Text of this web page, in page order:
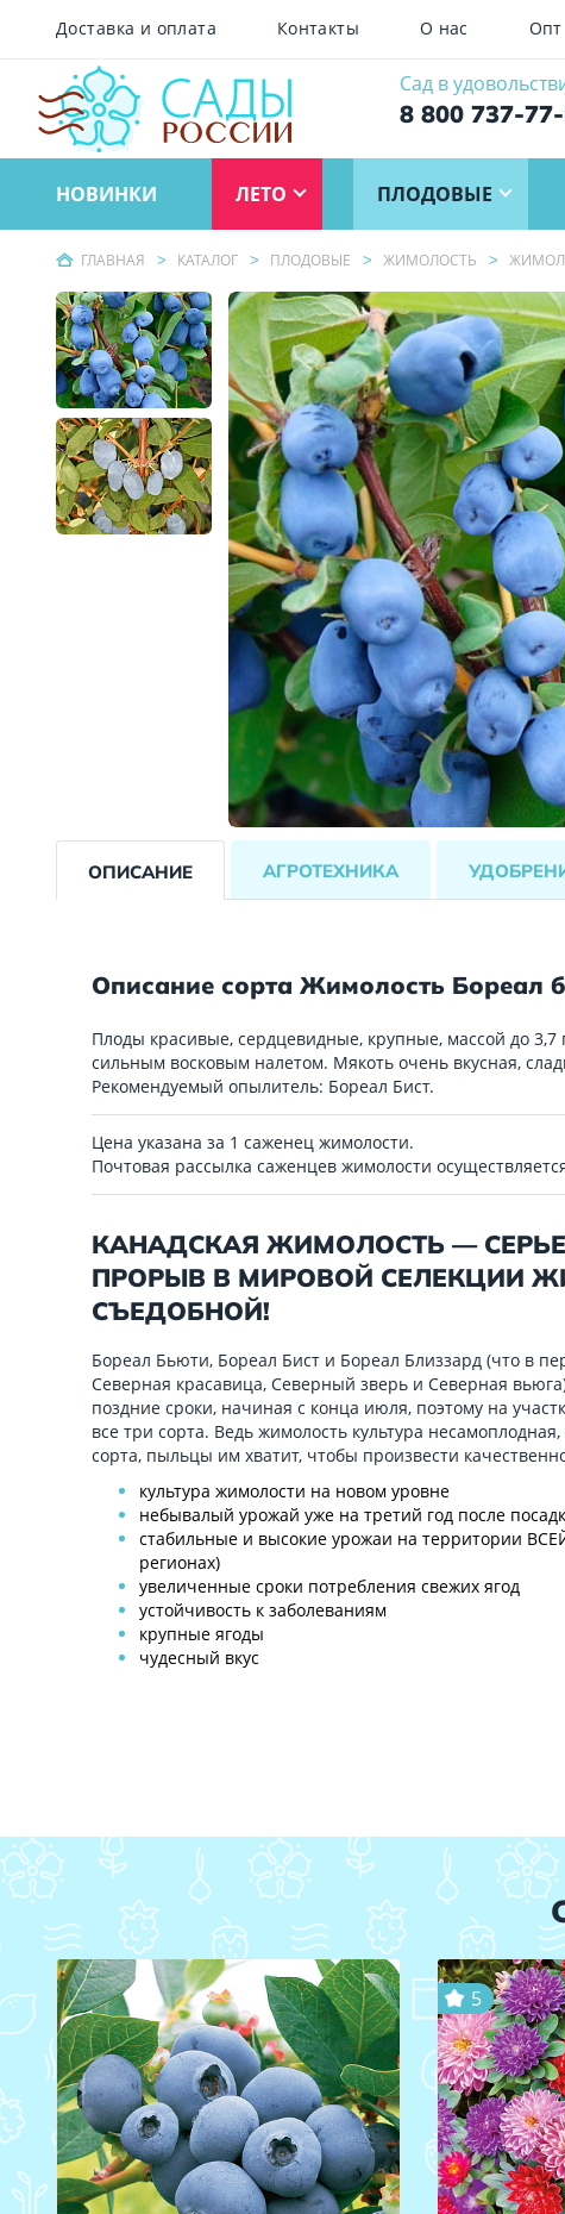
Доставка и оплата Контакты О нас Опт
Сад в
8 800 737-
НОВИНКИ ЛЕТО ПЛОДОВЫЕ
ГЛАВНАЯ КАТАЛОГ ПЛОДОВЫЕ ЖИМОЛОСТЬ
ОПИСАНИЕ АГРОТЕХНИКА
Описание сорта Жимолость Бореал
Плоды красивые, сердцевидные, крупные, массой до 3,7
сильным восковым налетом. Мякоть очень вкусная,
Рекомендуемый опылитель: Бореал Бист.
Цена указана за 1 саженец жимолости.
Почтовая рассылка саженцев жимолости
КАНАДСКАЯ ЖИМОЛОСТЬ —
ПРОРЫВ В МИРОВОЙ СЕЛЕКЦИИ
СЪЕДОБНОЙ!
Бореал Бьюти, Бореал Бист и Бореал Близзард (что в
Северная красавица, Северный зверь и Северная
поздние сроки, начиная с конца июля, поэтому на
все три сорта. Ведь жимолость культура несамоплодная,
сорта, пыльцы им хватит, чтобы произвести
культура жимолости на новом уровне
небывалый урожай уже на третий год после
стабильные и высокие урожаи на территории
регионах)
увеличенные сроки потребления свежих ягод
устойчивость к заболеваниям
крупные ягоды
чудесный вкус
5